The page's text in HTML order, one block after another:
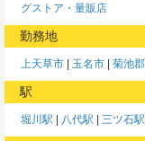
グストア・量販店
勤務地
上天草市 玉名市 菊池郡
駅
堀川駅 八代駅 三ツ石駅